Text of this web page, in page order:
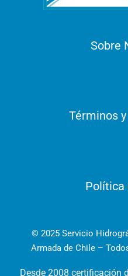
Sobre
Términos
Política
© 2025 Servicio
Armada de Chile –
Desde 2008 certificación